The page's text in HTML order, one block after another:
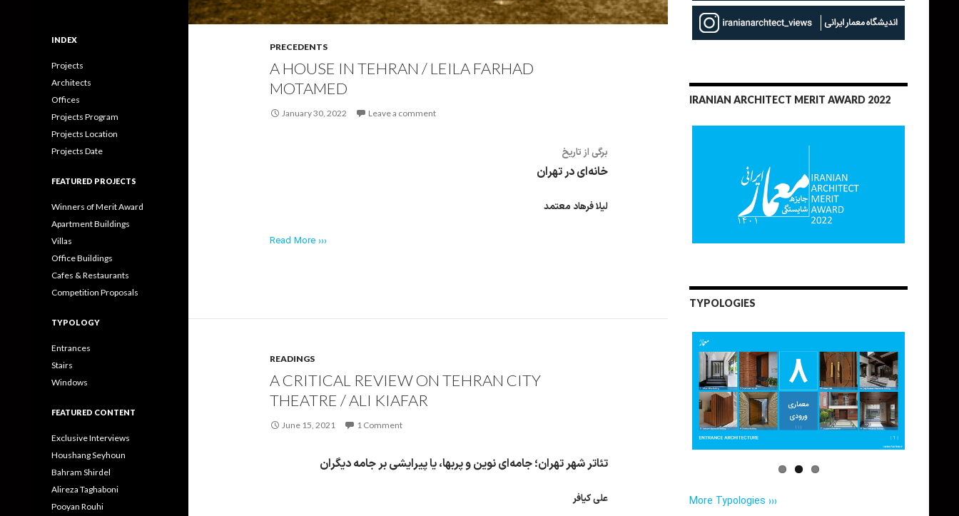
PRECEDENTS
A HOUSE IN TEHRAN / LEILA FARHAD
MOTAMED
January 30, 2022 Leave a comment
برگی از تاریخ
خانه‌ای در تهران
لیلا فرهاد معتمد
Read More ›››
READINGS
A CRITICAL REVIEW ON TEHRAN CITY
THEATRE / ALI KIAFAR
June 15, 2021 1 Comment
تئاتر شهر تهران؛ جامه‌ای نوین و پربها، یا پیرایشی بر جامه دیگران
علی کیافر
IRANIAN ARCHITECT MERIT AWARD 2022
TYPOLOGIES
More Typologies ›››
INDEX
Projects
Architects
Offices
Projects Program
Projects Location
Projects Date
FEATURED PROJECTS
Winners of Merit Award
Apartment Buildings
Villas
Office Buildings
Cafes & Restaurants
Competition Proposals
TYPOLOGY
Entrances
Stairs
Windows
FEATURED CONTENT
Exclusive Interviews
Houshang Seyhoun
Bahram Shirdel
Alireza Taghaboni
Pooyan Rouhi